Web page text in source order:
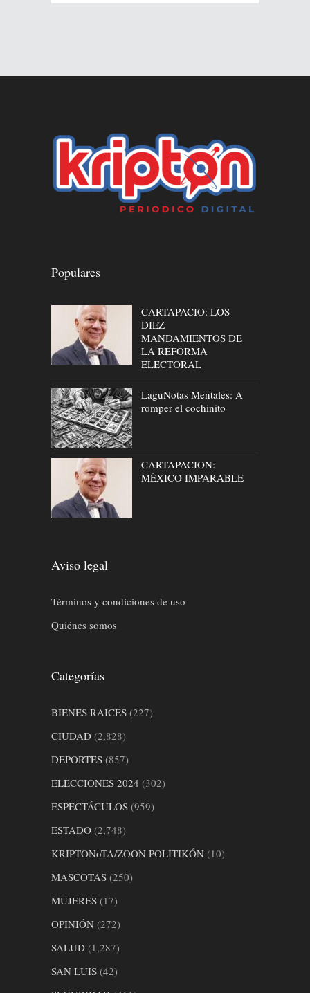
Populares
CARTAPACIO: LOS
DIEZ
MANDAMIENTOS DE
LA REFORMA
ELECTORAL
LaguNotas Mentales: A
romper el cochinito
CARTAPACION:
MÉXICO IMPARABLE
Aviso legal
Términos y condiciones de uso
Quiénes somos
Categorías
BIENES RAICES (227)
CIUDAD (2,828)
DEPORTES (857)
ELECCIONES 2024 (302)
ESPECTÁCULOS (959)
ESTADO (2,748)
KRIPTONoTA/ZOON POLITIKÓN (10)
MASCOTAS (250)
MUJERES (17)
OPINIÓN (272)
SALUD (1,287)
SAN LUIS (42)